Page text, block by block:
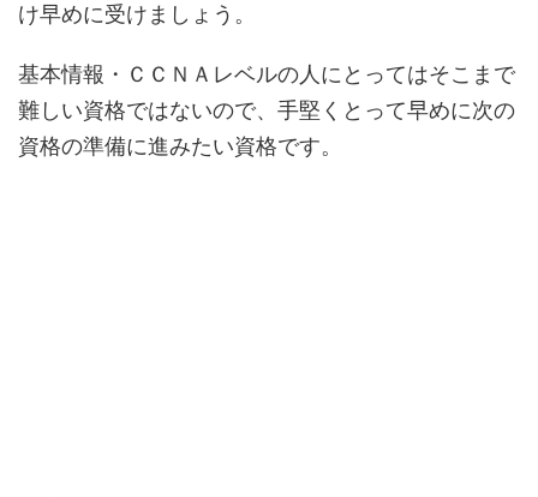
け早めに受けましょう。
基本情報・ＣＣＮＡレベルの人にとってはそこまで
難しい資格ではないので、手堅くとって早めに次の
資格の準備に進みたい資格です。